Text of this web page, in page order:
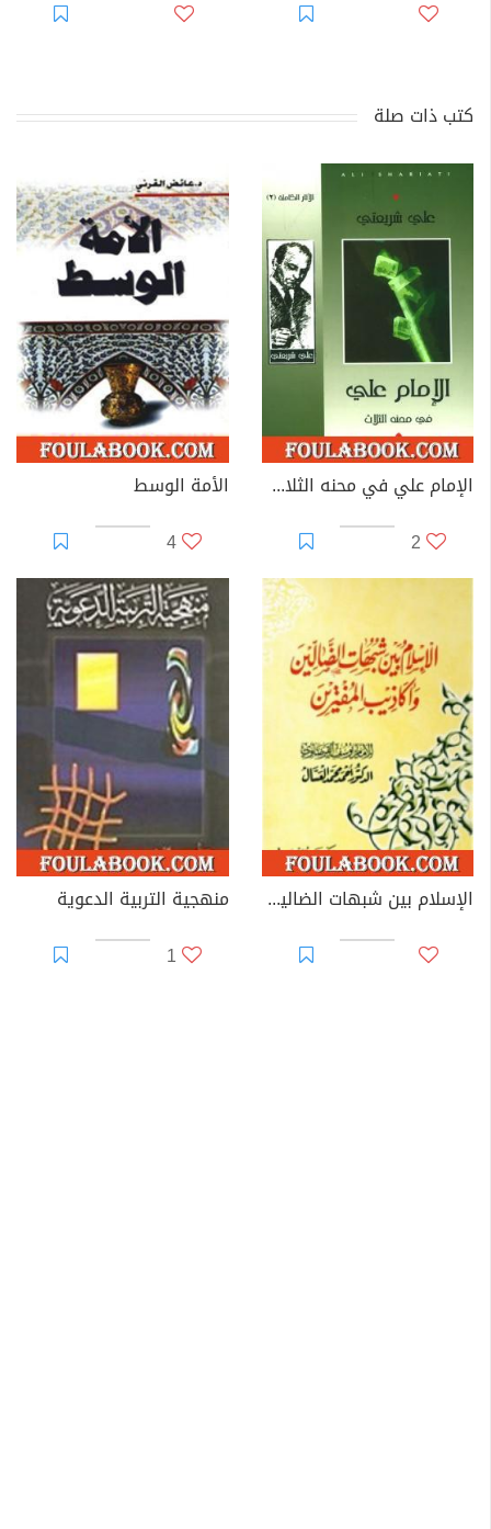
كتب ذات صلة
الإمام علي في محنه الثلاث - الآثار الكاملة
2
الأمة الوسط
4
الإسلام بين شبهات الضالين وأكاذيب المفترين
منهجية التربية الدعوية
1